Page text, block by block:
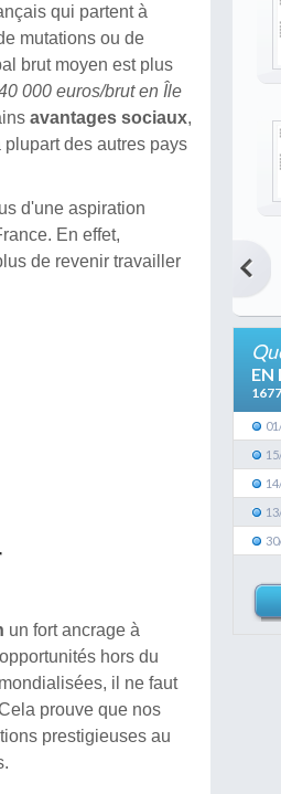
qui partent à
mutations ou de
brut moyen est plus
000 euros/brut en Île
avantages sociaux,
des autres pays
d'une aspiration
En effet,
de revenir travailler
un fort ancrage à
hors du
il ne faut
prouve que nos
prestigieuses au
EN